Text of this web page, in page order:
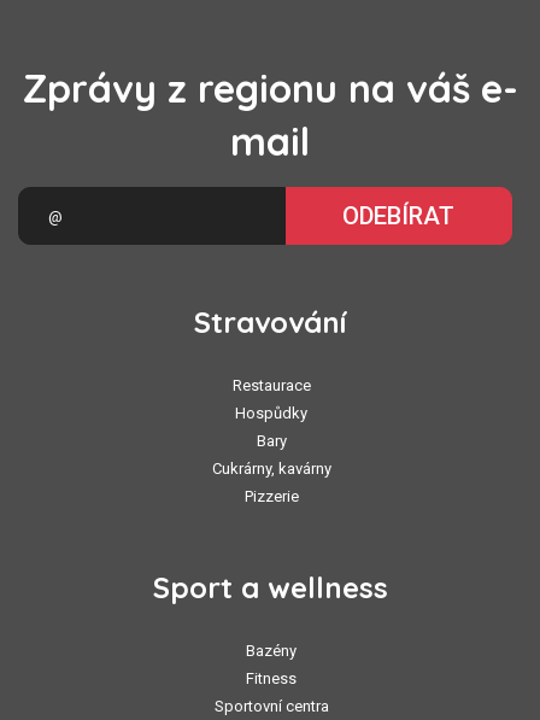
Zprávy z regionu na váš e-
mail
ODEBÍRAT
Stravování
Restaurace
Hospůdky
Bary
Cukrárny, kavárny
Pizzerie
Sport a wellness
Bazény
Fitness
Sportovní centra